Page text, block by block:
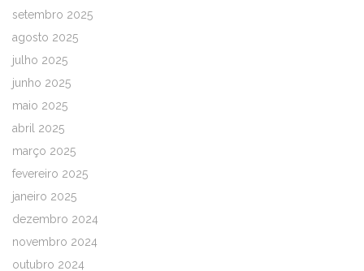
setembro 2025
agosto 2025
julho 2025
junho 2025
maio 2025
abril 2025
março 2025
fevereiro 2025
janeiro 2025
dezembro 2024
novembro 2024
outubro 2024